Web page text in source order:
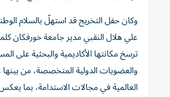
وكان حفل التخريج قد استهلّ بالسلام
علي هلال النقبي مدير جامعة خورفكان
ترسخ مكانتها الأكاديمية والبحثية على
والعضويات الدولية المتخصصة، من بينها
العالمية في مجالات الاستدامة، بما